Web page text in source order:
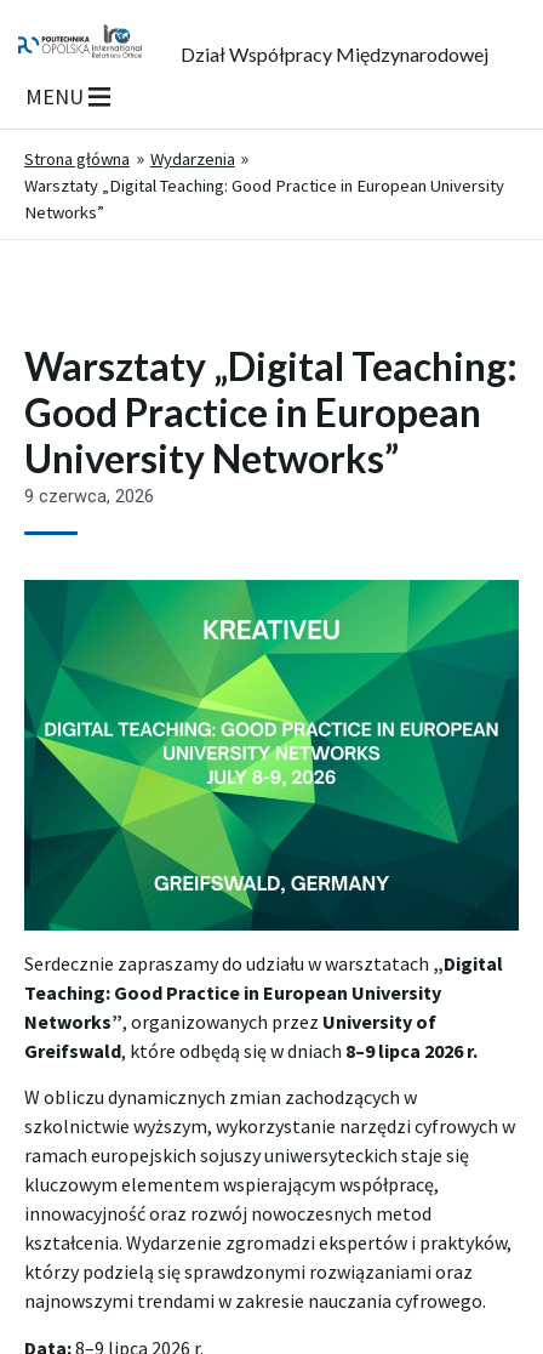
Dział Współpracy Międzynarodowej
MENU
Strona główna
Wydarzenia
Warsztaty „Digital Teaching: Good Practice in European University
Networks”
Warsztaty „Digital Teaching:
Good Practice in European
University Networks”
9 czerwca, 2026
Serdecznie zapraszamy do udziału w warsztatach „Digital
Teaching: Good Practice in European University
Networks”, organizowanych przez University of
Greifswald, które odbędą się w dniach 8–9 lipca 2026 r.
W obliczu dynamicznych zmian zachodzących w
szkolnictwie wyższym, wykorzystanie narzędzi cyfrowych w
ramach europejskich sojuszy uniwersyteckich staje się
kluczowym elementem wspierającym współpracę,
innowacyjność oraz rozwój nowoczesnych metod
kształcenia. Wydarzenie zgromadzi ekspertów i praktyków,
którzy podzielą się sprawdzonymi rozwiązaniami oraz
najnowszymi trendami w zakresie nauczania cyfrowego.
Data:8–9 lipca 2026 r.